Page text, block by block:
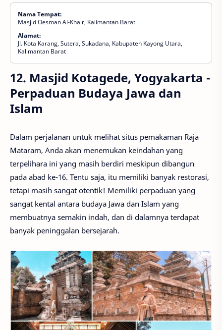
Nama Tempat:
Masjid Oesman Al-Khair, Kalimantan Barat
Alamat:
Jl. Kota Karang, Sutera, Sukadana, Kabupaten Kayong Utara,
Kalimantan Barat
12. Masjid Kotagede, Yogyakarta -
Perpaduan Budaya Jawa dan
Islam
Dalam perjalanan untuk melihat situs pemakaman Raja
Mataram, Anda akan menemukan keindahan yang
terpelihara ini yang masih berdiri meskipun dibangun
pada abad ke-16. Tentu saja, itu memiliki banyak restorasi,
tetapi masih sangat otentik! Memiliki perpaduan yang
sangat kental antara budaya Jawa dan Islam yang
membuatnya semakin indah, dan di dalamnya terdapat
banyak peninggalan bersejarah.